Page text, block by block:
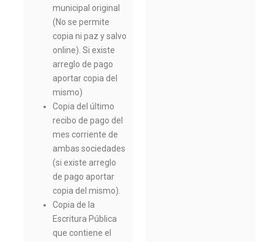
municipal original
(No se permite
copia ni paz y salvo
online). Si existe
arreglo de pago
aportar copia del
mismo)
Copia del último
recibo de pago del
mes corriente de
ambas sociedades
(si existe arreglo
de pago aportar
copia del mismo).
Copia de la
Escritura Pública
que contiene el